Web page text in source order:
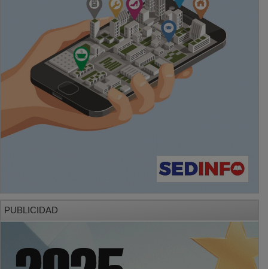
PUBLICIDAD